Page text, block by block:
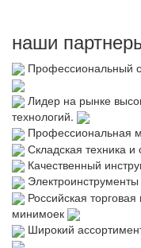
наши
Профессиональный
Лидер на рынке
технологий.
Профессиональная
Складская техника
Качественный
Российская
минимоек
Широкий